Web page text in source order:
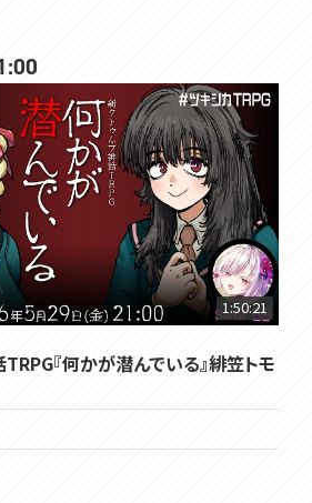
1:50:21
『何かが潜んでいる』緋笠トモ